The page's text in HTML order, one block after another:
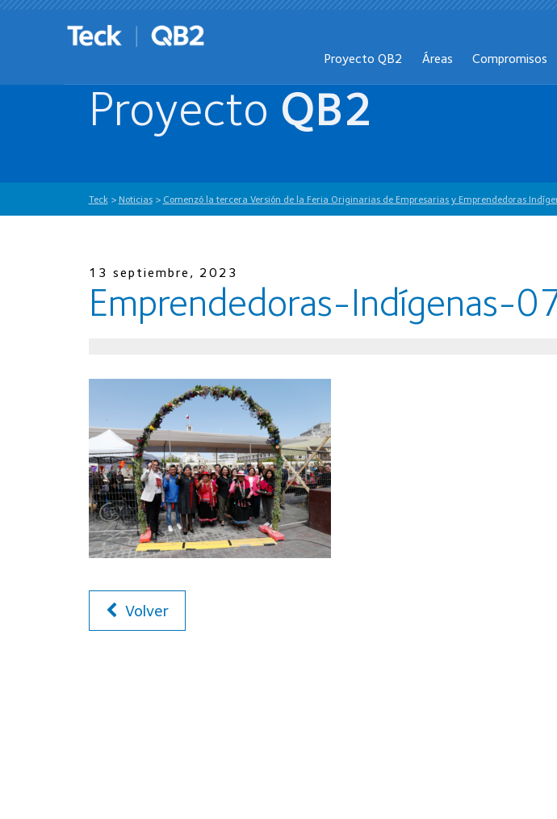
Proyecto QB2 Áreas Compromisos
Proyecto QB2
Teck> Noticias> Comenzó la tercera Versión de la Feria Originarias de Empresarias y Emprendedoras
13 septiembre, 2023
Emprendedoras-Indígenas-
Volver